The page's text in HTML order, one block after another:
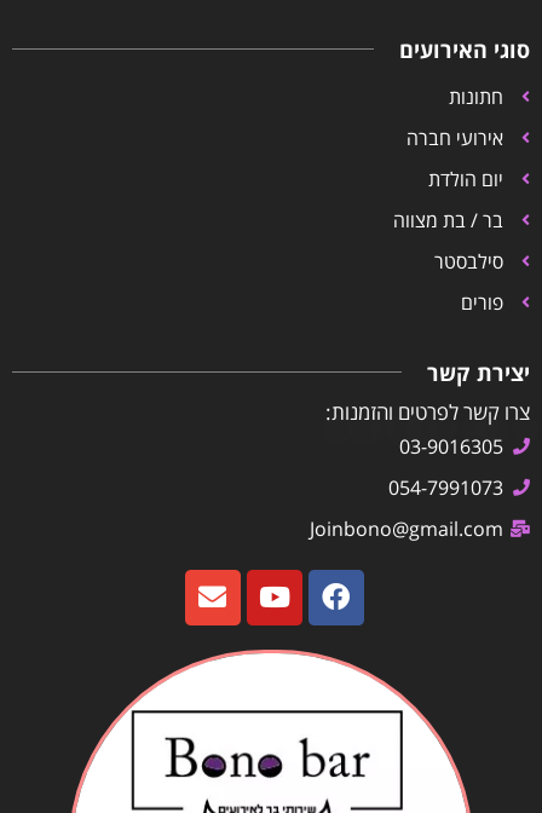
סוגי האירועים
חתונות
אירועי חברה
יום הולדת
בר / בת מצווה
סילבסטר
פורים
יצירת קשר
צרו קשר לפרטים והזמנות:
03-9016305
054-7991073
Joinbono@gmail.com